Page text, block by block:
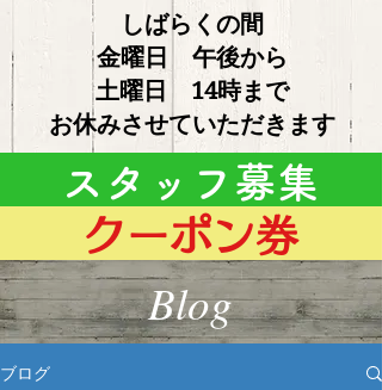
しばらくの間
金曜日 午後から
土曜日 14時まで
お休みさせていただきます
スタッフ募集
クーポン券
Blog
ブログ